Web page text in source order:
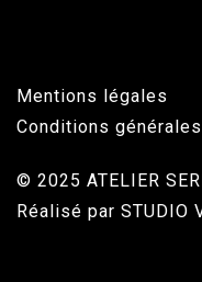
Mentions légales
Conditions
© 2025 ATELIER
Réalisé par STUDIO